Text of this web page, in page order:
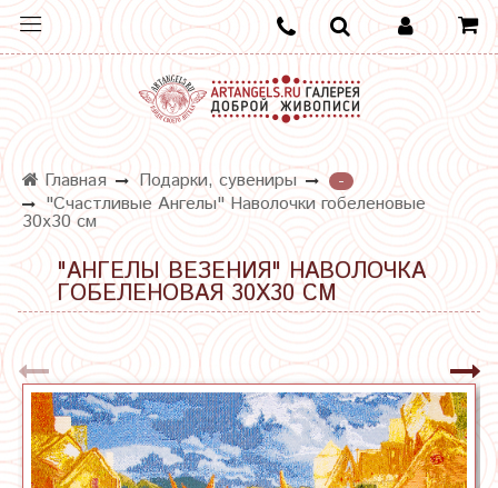
Главная Подарки, сувениры
-
"Счастливые Ангелы" Наволочки гобеленовые
30х30 см
"АНГЕЛЫ ВЕЗЕНИЯ" НАВОЛОЧКА
ГОБЕЛЕНОВАЯ 30Х30 СМ